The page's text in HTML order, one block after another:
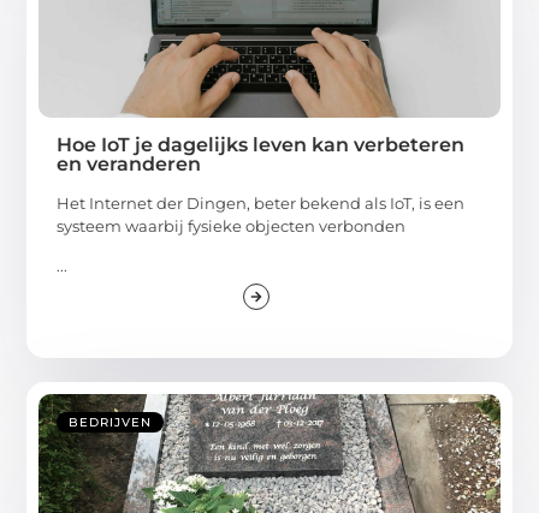
Hoe IoT je dagelijks leven kan verbeteren
en veranderen
Het Internet der Dingen, beter bekend als IoT, is een
systeem waarbij fysieke objecten verbonden
...
BEDRIJVEN